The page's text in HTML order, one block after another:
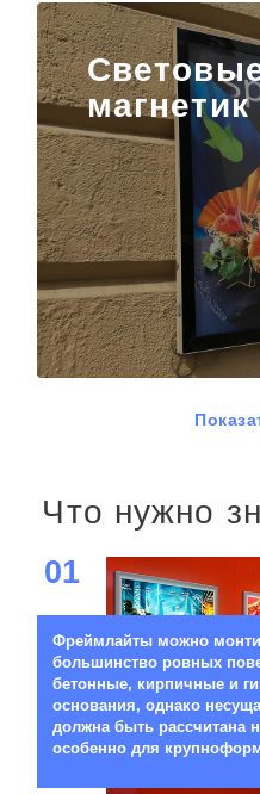
магнетик
Что нужно
01
Фреймлайты можно
большинство ровных
бетонные, кирпичные и
основания, однако
должна быть рассчитана
особенно для